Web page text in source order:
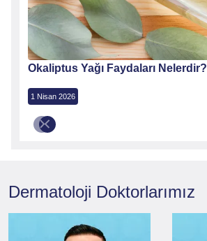
Okaliptus Yağı Faydaları Nelerdir?
1 Nisan 2026
Dermatoloji Doktorlarımız